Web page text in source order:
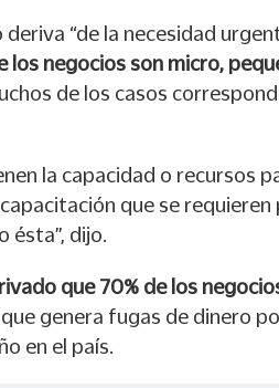
“de la necesidad
los negocios son micro,
de los casos
la capacidad o recursos
que se requieren
ésta”, dijo.
que 70% de los
que genera fugas de dinero
en el país.